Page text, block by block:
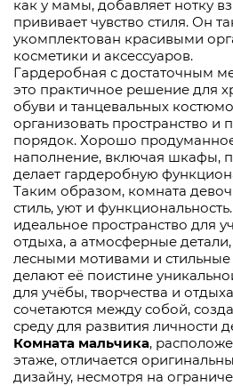
как у мамы, добавляет нотку
прививает чувство стиля. Он
укомплектован красивыми
косметики и аксессуаров.
Гардеробная с достаточным
это практичное решение для
обуви и танцевальных
организовать пространство и
порядок. Хорошо
наполнение, включая шкафы,
делает гардеробную
Таким образом, комната
стиль, уют и
идеальное пространство для
отдыха, а атмосферные
лесными мотивами и
делают её поистине
для учёбы, творчества и
сочетаются между собой,
среду для развития личности
Комната мальчика,
этаже, отличается
дизайну, несмотря на